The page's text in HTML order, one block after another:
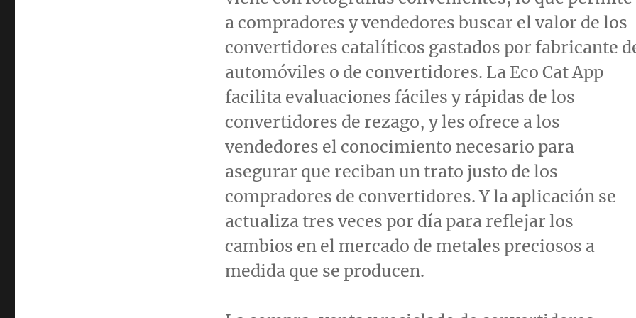
a compradores y vendedores buscar el valor de los
convertidores catalíticos gastados por fabricante
automóviles o de convertidores. La Eco Cat App
facilita evaluaciones fáciles y rápidas de los
convertidores de rezago, y les ofrece a los
vendedores el conocimiento necesario para
asegurar que reciban un trato justo de los
compradores de convertidores. Y la aplicación se
actualiza tres veces por día para reflejar los
cambios en el mercado de metales preciosos a
medida que se producen.